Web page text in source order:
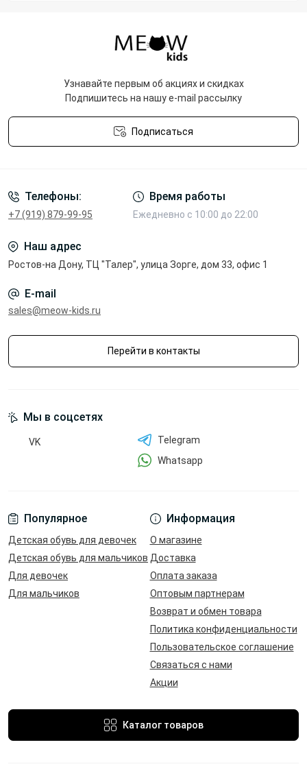
Узнавайте первым об акциях и скидках
Подпишитесь на нашу e-mail рассылку
Подписаться
Телефоны:
+7 (919) 879-99-95
Время работы
Ежедневно с 10:00 до 22:00
Наш адрес
Ростов-на Дону, ТЦ "Талер", улица Зорге, дом 33, офис 1
E-mail
sales@meow-kids.ru
Перейти в контакты
Популярное
Детская обувь для девочек
Детская обувь для мальчиков
Для девочек
Для мальчиков
Информация
О магазине
Доставка
Оплата заказа
Оптовым партнерам
Возврат и обмен товара
Политика конфиденциальности
Пользовательское соглашение
Связаться с нами
Акции
Каталог товаров
Мы в соцсетях
VK
Telegram
Whatsapp